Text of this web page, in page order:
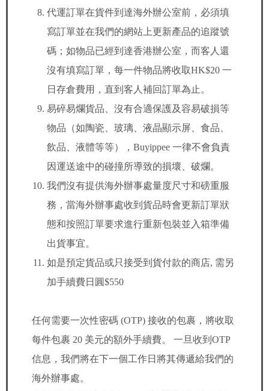
代運訂單在貨件到達海外辦公室前，必須填
寫訂單並在我們的網站上更新產品的追蹤號
碼；如物品已經到達香港辦公室，而客人還
沒有填寫訂單，每一件物品將收取HK$20 一
日存倉費用，直到客人補回訂單為止。
易碎易爛貨品、沒有合適保護及容易破損等
物品（如陶瓷、玻璃、液晶顯示屏、食品、
飲品、液體等等），Buyippee 一律不會負責
因運送途中的碰撞所導致的損壞、破爛。
我們沒有提供海外辦事處量度尺寸和磅重服
務，當海外辦事處收到貨品時會更新訂單狀
態和按照訂單要求進行重新包裝並入箱準備
出貨事宜。
如是預定貨品或只接受到貨付款的商店, 需另
加手續費日圓$550
任何需要一次性密碼 (OTP) 接收的包裹，將收取
每件包裹 20 美元的額外手續費。 一旦收到OTP
信息，我們將在下一個工作日將其傳遞給我們的
海外辦事處。